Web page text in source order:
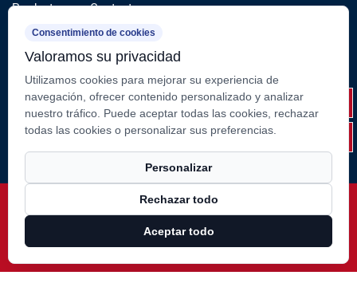
Productos
Servicio
Contacto
Categorías de productos
Tubo de acero de precisión （estirado en frío）
Tubo y varilla del cilindro
Componentes y conjuntos de acero fabricados
Jiangsu Suao Metal Product Co., Ltd.
Technical Support ： Smart Cloud
Consentimiento de cookies
Valoramos su privacidad
Utilizamos cookies para mejorar su experiencia de
navegación, ofrecer contenido personalizado y analizar
nuestro tráfico. Puede aceptar todas las cookies, rechazar
todas las cookies o personalizar sus preferencias.
Personalizar
Rechazar todo
Aceptar todo